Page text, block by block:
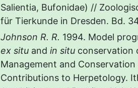
Salientia, Bufonidae) //
für Tierkunde in Dresden. Bd.
Johnson R. R. 1994. Model
ex situ and in situ conservation
Management and
Contributions to Herpetology.